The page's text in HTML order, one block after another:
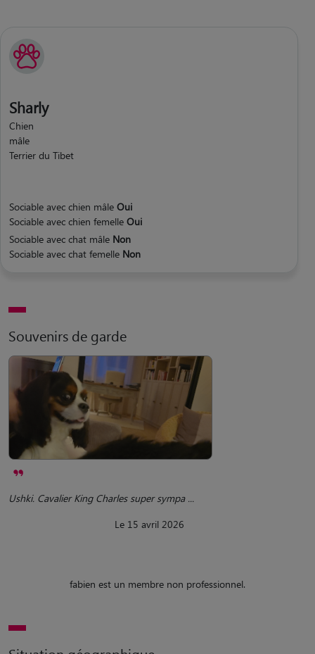
Sharly
Chien
mâle
Terrier du Tibet
Sociable avec chien mâle Oui
Sociable avec chien femelle Oui
Sociable avec chat mâle Non
Sociable avec chat femelle Non
Souvenirs de garde
Ushki. Cavalier King Charles super sympa ...
Le 15 avril 2026
fabien est un membre non professionnel.